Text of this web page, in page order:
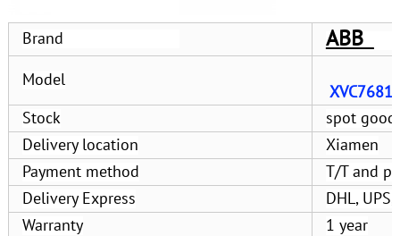
Brand ABB
Model
Stock
spot
Delivery location
Xiamen
Payment method
T/T and
Delivery Express
DHL,
Warranty
1 year